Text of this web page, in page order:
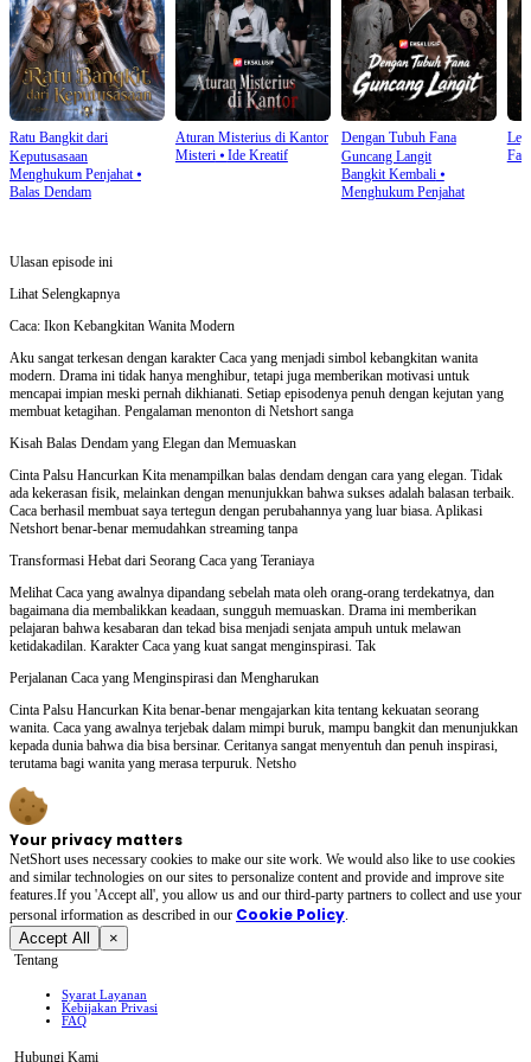
Ratu Bangkit dari
Keputusasaan
Menghukum Penjahat⦁
Balas Dendam
Aturan Misterius di Kantor
Misteri⦁ Ide Kreatif
Dengan Tubuh Fana
Guncang Langit
Bangkit Kembali⦁
Menghukum Penjahat
Ulasan episode ini
Lihat Selengkapnya
Caca: Ikon Kebangkitan Wanita Modern
Aku sangat terkesan dengan karakter Caca yang menjadi simbol kebangkitan wanita
modern. Drama ini tidak hanya menghibur, tetapi juga memberikan motivasi untuk
mencapai impian meski pernah dikhianati. Setiap episodenya penuh dengan kejutan yang
membuat ketagihan. Pengalaman menonton di Netshort sanga
Kisah Balas Dendam yang Elegan dan Memuaskan
Cinta Palsu Hancurkan Kita menampilkan balas dendam dengan cara yang elegan. Tidak
ada kekerasan fisik, melainkan dengan menunjukkan bahwa sukses adalah balasan terbaik.
Caca berhasil membuat saya tertegun dengan perubahannya yang luar biasa. Aplikasi
Netshort benar-benar memudahkan streaming tanpa
Transformasi Hebat dari Seorang Caca yang Teraniaya
Melihat Caca yang awalnya dipandang sebelah mata oleh orang-orang terdekatnya, dan
bagaimana dia membalikkan keadaan, sungguh memuaskan. Drama ini memberikan
pelajaran bahwa kesabaran dan tekad bisa menjadi senjata ampuh untuk melawan
ketidakadilan. Karakter Caca yang kuat sangat menginspirasi. Tak
Perjalanan Caca yang Menginspirasi dan Mengharukan
Cinta Palsu Hancurkan Kita benar-benar mengajarkan kita tentang kekuatan seorang
wanita. Caca yang awalnya terjebak dalam mimpi buruk, mampu bangkit dan menunjukkan
kepada dunia bahwa dia bisa bersinar. Ceritanya sangat menyentuh dan penuh inspirasi,
terutama bagi wanita yang merasa terpuruk. Netsho
Your privacy matters
NetShort uses necessary cookies to make our site work. We would also like to use cookies
and similar technologies on our sites to personalize content and provide and improve site
features.If you 'Accept all', you allow us and our third-party partners to collect and use your
personal irformation as described in our Cookie Policy.
Accept All ×
Tentang
Syarat Layanan
Kebijakan Privasi
FAQ
Hubungi Kami